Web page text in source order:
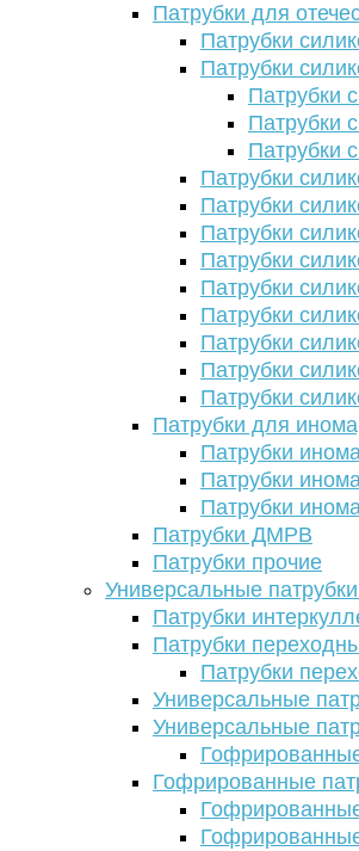
Патрубки для
Патрубки
Патрубки
Патрубки
Патрубки
Патрубки
Патрубки
Патрубки
Патрубки
Патрубки
Патрубки
Патрубки
Патрубки
Патрубки
Патрубки
Патрубки для
Патрубки
Патрубки
Патрубки
Патрубки ДМРВ
Патрубки прочие
Универсальные
Патрубки
Патрубки
Патрубки
Универсальные
Универсальные
Гофрированные